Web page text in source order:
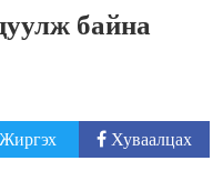
байна
Жиргэх Хуваалцах